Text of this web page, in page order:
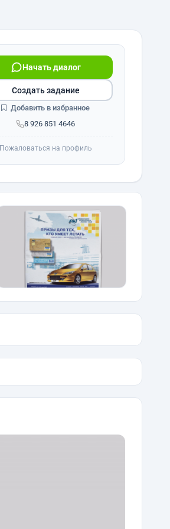
8 926 851 4646
Начать диалог
Создать задание
Добавить в избранное
Пожаловаться на профиль